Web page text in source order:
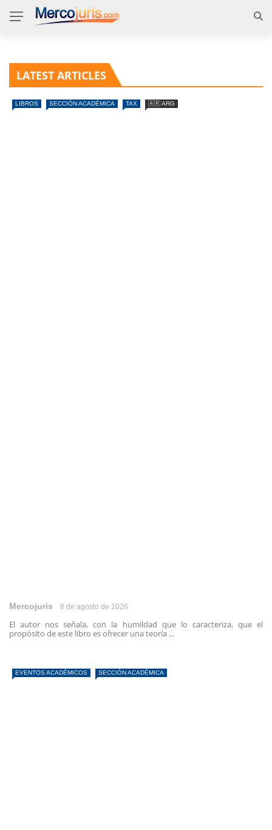
LATEST ARTICLES
LIBROS SECCIÓN ACADÉMICA TAX 🇦🇷 ARG
Mercojuris 6 de agosto de 2026
El autor nos señala, con la humildad que lo caracteriza, que el
propósito de este libro es ofrecer una teoría ...
EVENTOS ACADÉMICOS SECCIÓN ACADÉMICA